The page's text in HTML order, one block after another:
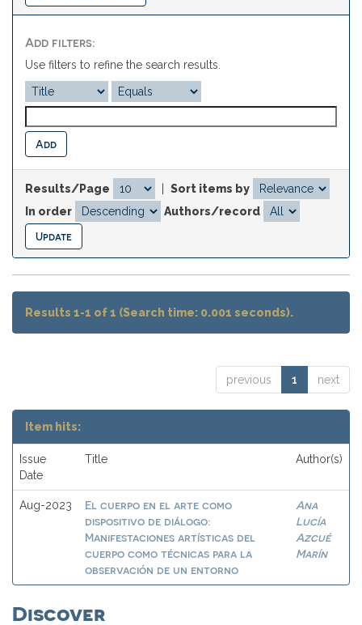
Add filters:
Use filters to refine the search results.
Results/Page
Sort items by
In order
Authors/record
Results 1-1 of 1 (Search time: 0.001 seconds).
previous 1 next
Item hits:
Issue
Date
Title Author(s)
Aug-2023
El cuerpo en el arte como
dispositivo de diálogo:
Manifestaciones artísticas del
cuerpo como técnicas para la
observación de un entorno
Ana
Lucía
Azcué
Marín
Discover